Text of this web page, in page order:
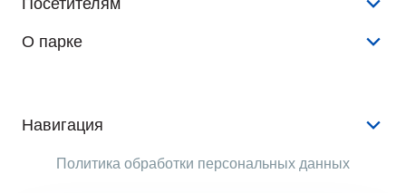
Посетителям
Конкурсы и розыгрыши
Растения
О парке
Навигация
УслугиПолитика обработки персональных данных